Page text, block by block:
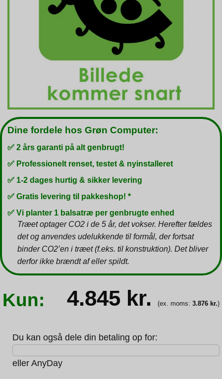
Dine fordele hos Grøn Computer:
✅ 2 års garanti på alt genbrugt!
✅ Professionelt renset, testet & nyinstalleret
✅ 1-2 dages hurtig & sikker levering
✅ Gratis levering til pakkeshop! *
✅ Vi planter 1 balsatræ per genbrugte enhed
Træet optager CO2 i de 5 år, det vokser. Herefter fældes
det og anvendes udelukkende til formål, der fortsat
binder CO2’en i træet (f.eks. til konstruktion). Det bliver
derfor ikke brændt af eller spildt.
Kun: 4.845 kr. (ex. moms: 3.876 kr.)
Du kan også dele din betaling op for:
eller AnyDay